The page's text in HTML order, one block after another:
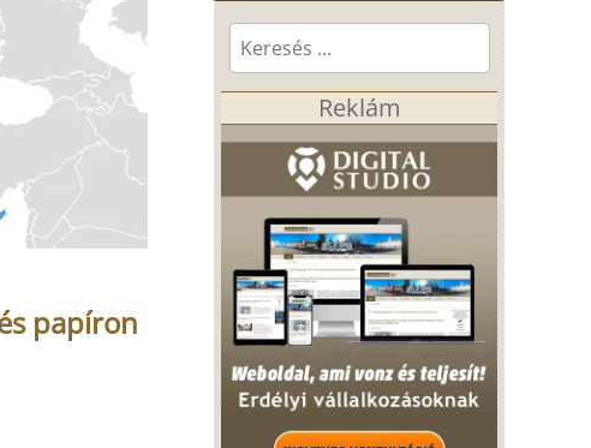
papíron
Keresés...
Reklám